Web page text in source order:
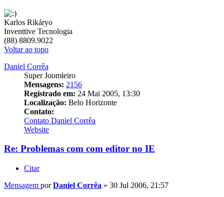
Karlos Rikáryo
Inventtive Tecnologia
(88) 8809.9022
Voltar ao topo
Daniel Corrêa
Super Joomleiro
Mensagens: 2156
Registrado em: 24 Mai 2005, 13:30
Localização: Belo Horizonte
Contato:
Contato Daniel Corrêa
Website
Re: Problemas com com editor no IE
Citar
Mensagem porDaniel Corrêa » 30 Jul 2006, 21:57